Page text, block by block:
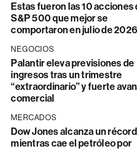
Estas fueron las 10 acciones
S&P 500 que mejor se
comportaron en julio de 2026
NEGOCIOS
Palantir eleva previsiones de
ingresos tras un trimestre
“extraordinario” y fuerte
comercial
MERCADOS
Dow Jones alcanza un récord
mientras cae el petróleo por